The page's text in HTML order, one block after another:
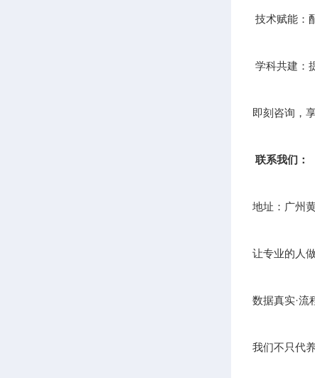
技术赋能：
学科共建：
即刻咨询，
联系我们：
地址：广州
让专业的人
数据真实·流
我们不只代